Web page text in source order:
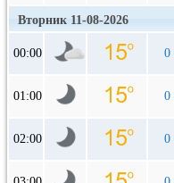
Вторник 11-08-2026
00:00 0
01:00 0
02:00 0